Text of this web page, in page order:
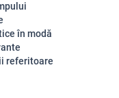
în modă
referitoare